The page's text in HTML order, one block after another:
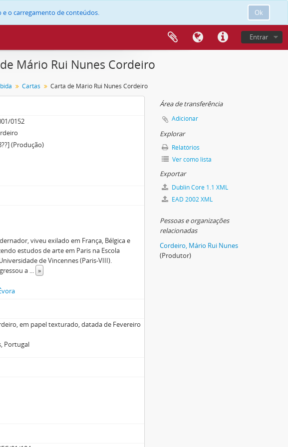
Ok
e o carregamento de conteúdos.
Entrar
Mário Rui Nunes Cordeiro
Cartas Carta de Mário Rui Nunes Cordeiro
0152
(Produção)
viveu exilado em França, Bélgica e
estudos de arte em Paris na Escola
de Vincennes (Paris-VIII).
a ... »
em papel texturado, datada de Fevereiro
Portugal
Área de transferência
Adicionar
Explorar
Relatórios
Ver como lista
Exportar
Dublin Core 1.1 XML
EAD 2002 XML
Pessoas e organizações
relacionadas
Cordeiro, Mário Rui Nunes
(Produtor)